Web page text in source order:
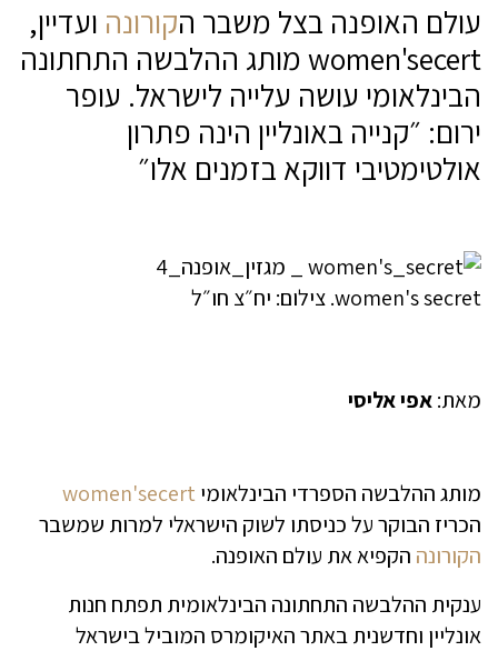
עולם האופנה בצל משבר הקורונה ועדיין,
women'secert מותג ההלבשה התחתונה
הבינלאומי עושה עלייה לישראל. עופר
ירום: ״קנייה באונליין הינה פתרון
אולטימטיבי דווקא בזמנים אלו״
women's secret. צילום: יח״צ חו״ל
מאת:אפי אליסי
מותג ההלבשה הספרדי הבינלאומי women'secert
הכריז הבוקר על כניסתו לשוק הישראלי למרות שמשבר
הקורונה הקפיא את עולם האופנה.
ענקית ההלבשה התחתונה הבינלאומית תפתח חנות
אונליין וחדשנית באתר האיקומרס המוביל בישראל